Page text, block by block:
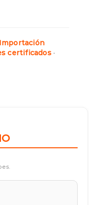
Importación
certificados·